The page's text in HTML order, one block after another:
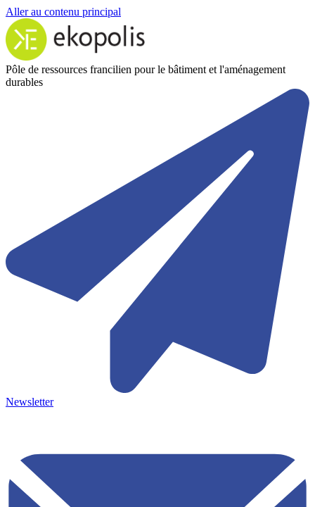
Aller au contenu principal
Pôle de ressources francilien pour le bâtiment et l'aménagement
durables
Newsletter